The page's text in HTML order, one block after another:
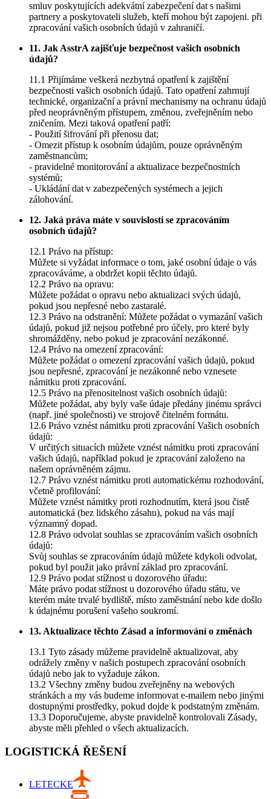
smluv poskytujících adekvátní zabezpečení dat s našimi
partnery a poskytovateli služeb, kteří mohou být zapojeni. při
zpracování vašich osobních údajů v zahraničí.
11. Jak AsstrA zajišťuje bezpečnost vašich osobních
údajů?
11.1 Přijímáme veškerá nezbytná opatření k zajištění
bezpečnosti vašich osobních údajů. Tato opatření zahrnují
technické, organizační a právní mechanismy na ochranu údajů
před neoprávněným přístupem, změnou, zveřejněním nebo
zničením. Mezi taková opatření patří:
- Použití šifrování při přenosu dat;
- Omezit přístup k osobním údajům, pouze oprávněným
zaměstnancům;
- pravidelné monitorování a aktualizace bezpečnostních
systémů;
- Ukládání dat v zabezpečených systémech a jejich
zálohování.
12. Jaká práva máte v souvislosti se zpracováním
osobních údajů?
12.1 Právo na přístup:
Můžete si vyžádat informace o tom, jaké osobní údaje o vás
zpracováváme, a obdržet kopii těchto údajů.
12.2 Právo na opravu:
Můžete požádat o opravu nebo aktualizaci svých údajů,
pokud jsou nepřesné nebo zastaralé.
12.3 Právo na odstranění: Můžete požádat o vymazání vašich
údajů, pokud již nejsou potřebné pro účely, pro které byly
shromážděny, nebo pokud je zpracování nezákonné.
12.4 Právo na omezení zpracování:
Můžete požádat o omezení zpracování vašich údajů, pokud
jsou nepřesné, zpracování je nezákonné nebo vznesete
námitku proti zpracování.
12.5 Právo na přenositelnost vašich osobních údajů:
Můžete požádat, aby byly vaše údaje předány jinému správci
(např. jiné společnosti) ve strojově čitelném formátu.
12.6 Právo vznést námitku proti zpracování Vašich osobních
údajů:
V určitých situacích můžete vznést námitku proti zpracování
vašich údajů, například pokud je zpracování založeno na
našem oprávněném zájmu.
12.7 Právo vznést námitku proti automatickému rozhodování,
včetně profilování:
Můžete vznést námitky proti rozhodnutím, která jsou čistě
automatická (bez lidského zásahu), pokud na vás mají
významný dopad.
12.8 Právo odvolat souhlas se zpracováním vašich osobních
údajů:
Svůj souhlas se zpracováním údajů můžete kdykoli odvolat,
pokud byl použit jako právní základ pro zpracování.
12.9 Právo podat stížnost u dozorového úřadu:
Máte právo podat stížnost u dozorového úřadu státu, ve
kterém máte trvalé bydliště, místo zaměstnání nebo kde došlo
k údajnému porušení vašeho soukromí.
13. Aktualizace těchto Zásad a informování o změnách
13.1 Tyto zásady můžeme pravidelně aktualizovat, aby
odrážely změny v našich postupech zpracování osobních
údajů nebo jak to vyžaduje zákon.
13.2 Všechny změny budou zveřejněny na webových
stránkách a my vás budeme informovat e-mailem nebo jinými
dostupnými prostředky, pokud dojde k podstatným změnám.
13.3 Doporučujeme, abyste pravidelně kontrolovali Zásady,
abyste měli přehled o všech aktualizacích.
LOGISTICKÁ ŘEŠENÍ
LETECKE